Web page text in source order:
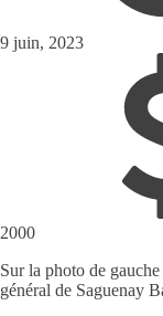
9 juin, 2023
2000
Sur la photo de
général de Saguenay